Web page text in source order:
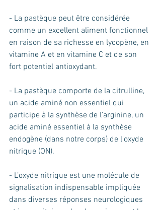
- La pastèque peut être considérée
comme un excellent aliment fonctionnel
en raison de sa richesse en lycopène, en
vitamine A et en vitamine C et de son
fort potentiel antioxydant.
- La pastèque comporte de la citrulline,
un acide aminé non essentiel qui
participe à la synthèse de l'arginine, un
acide aminé essentiel à la synthèse
endogène (dans notre corps) de l'oxyde
nitrique (ON).
- L’oxyde nitrique est une molécule de
signalisation indispensable impliquée
dans diverses réponses neurologiques